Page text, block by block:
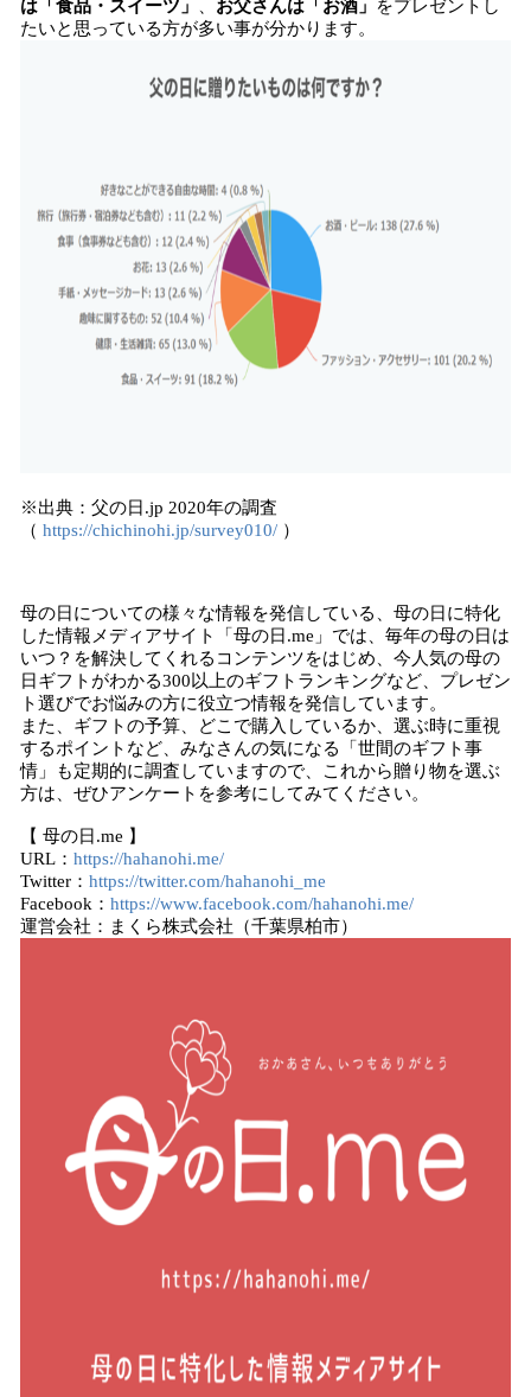
は「食品・スイーツ」 お父さんは「お酒」
をプレゼントし
たいと思っている方が多い事が分かります。
※出典：父の日.jp 2020年の調査
（ https://chichinohi.jp/survey010/ ）
母の日についての様々な情報を発信している、母の日に特化
した情報メディアサイト「母の日.me」では、毎年の母の日は
いつ？を解決してくれるコンテンツをはじめ、今人気の母の
日ギフトがわかる300以上のギフトランキングなど、プレゼン
ト選びでお悩みの方に役立つ情報を発信しています。
また、ギフトの予算、どこで購入しているか、選ぶ時に重視
するポイントなど、みなさんの気になる「世間のギフト事
情」も定期的に調査していますので、これから贈り物を選ぶ
方は、ぜひアンケートを参考にしてみてください。
【 母の日.me 】
URL： https://hahanohi.me/
Twitter： https://twitter.com/hahanohi_me
Facebook： https://www.facebook.com/hahanohi.me/
運営会社：まくら株式会社（千葉県柏市）